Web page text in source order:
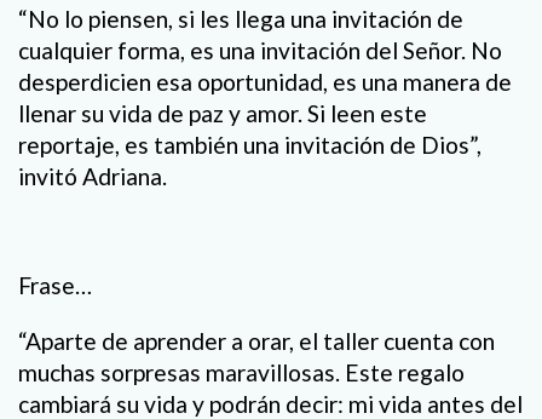
“No lo piensen, si les llega una invitación de
cualquier forma, es una invitación del Señor. No
desperdicien esa oportunidad, es una manera de
llenar su vida de paz y amor. Si leen este
reportaje, es también una invitación de Dios”,
invitó Adriana.
Frase…
“Aparte de aprender a orar, el taller cuenta con
muchas sorpresas maravillosas. Este regalo
cambiará su vida y podrán decir: mi vida antes del